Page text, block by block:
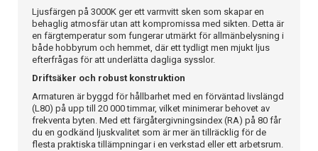
Ljusfärgen på 3000K ger ett varmvitt sken som skapar en
behaglig atmosfär utan att kompromissa med sikten. Detta är
en färgtemperatur som fungerar utmärkt för allmänbelysning i
både hobbyrum och hemmet, där ett tydligt men mjukt ljus
efterfrågas för att underlätta dagliga sysslor.
Driftsäker och robust konstruktion
Armaturen är byggd för hållbarhet med en förväntad livslängd
(L80) på upp till 20 000 timmar, vilket minimerar behovet av
frekventa byten. Med ett färgåtergivningsindex (RA) på 80 får
du en godkänd ljuskvalitet som är mer än tillräcklig för de
flesta praktiska tillämpningar i en verkstad eller ett arbetsrum.